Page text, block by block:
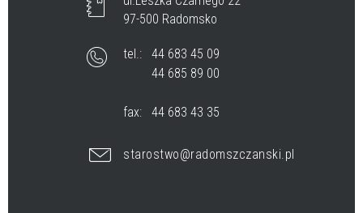
97-500 Radomsko
tel.:
44 683 45 09
44 685 89 00
fax: 44 683 43 35
starostwo@radomszczanski.pl